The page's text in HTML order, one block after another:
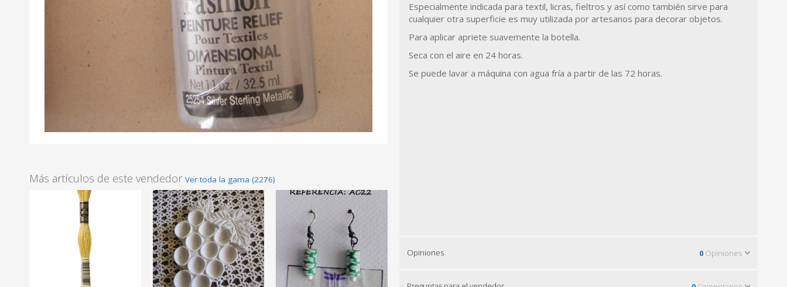
Más artículos de este vendedor Ver toda la gama (2276)
Especialmente indicada para textil, licras, fieltros y así como también sirve para
cualquier otra superficie es muy utilizada por artesanos para decorar objetos.
Para aplicar apriete suavemente la botella.
Seca con el aire en 24 horas.
Se puede lavar a máquina con agua fría a partir de las 72 horas.
Opiniones 0 Opiniones